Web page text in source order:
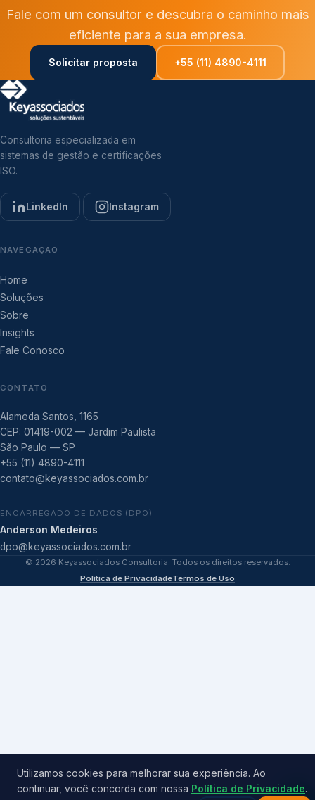
Fale com um consultor e descubra o caminho mais
eficiente para a sua empresa.
Solicitar proposta +55 (11) 4890-4111
Consultoria especializada em
sistemas de gestão e certificações
ISO.
LinkedIn Instagram
NAVEGAÇÃO
Home
Soluções
Sobre
Insights
Fale Conosco
CONTATO
Alameda Santos, 1165
CEP: 01419-002 — Jardim Paulista
São Paulo — SP
+55 (11) 4890-4111
contato@keyassociados.com.br
ENCARREGADO DE DADOS (DPO)
Anderson Medeiros
dpo@keyassociados.com.br
© 2026 Keyassociados Consultoria. Todos os direitos reservados.
Política de PrivacidadeTermos de Uso
Utilizamos cookies para melhorar sua experiência. Ao
continuar, você concorda com nossa Política de Privacidade.